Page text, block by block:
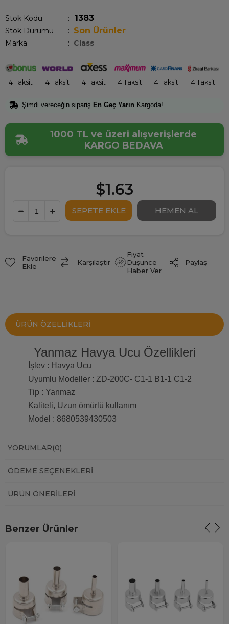
Stok Kodu 1383
Stok Durumu : Son Ürünler
Marka : Class
4 Taksit 4 Taksit 4 Taksit 4 Taksit 4 Taksit 4 Taksit
Şimdi vereceğin sipariş En Geç Yarın Kargoda!
1000 TL ve üzeri alışverişlerde
KARGO BEDAVA
$1.63
Favorilere
Ekle
Karşılaştır
Fiyat
Düşünce
Haber Ver
Paylaş
ÜRÜN ÖZELLIKLERI
Yanmaz Havya Ucu Özellikleri
İşlev : Havya Ucu
Uyumlu Modeller : ZD-200C- C1-1 B1-1 C1-2
Tip : Yanmaz
Kaliteli, Uzun ömürlü kullanım
Model : 8680539430503
YORUMLAR(0)
ÖDEME SEÇENEKLERI
ÜRÜN ÖNERILERI
Benzer Ürünler